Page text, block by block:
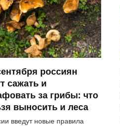
россиян
сажать и
за грибы: что
выносить и леса
введут новые правила